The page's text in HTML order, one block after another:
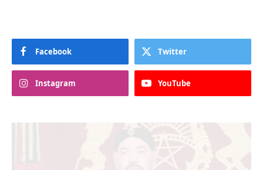
Facebook Twitter
Instagram YouTube